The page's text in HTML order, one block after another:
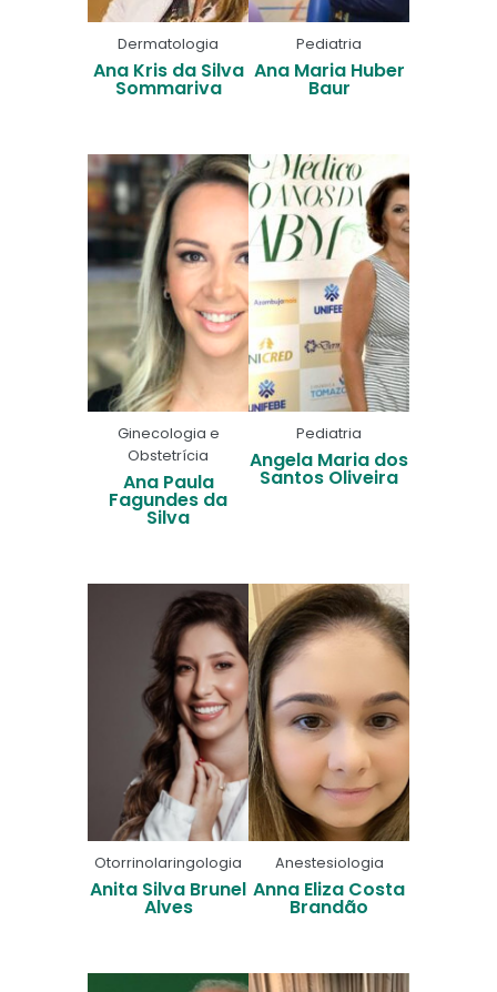
Dermatologia
Ana Kris da Silva
Sommariva
Pediatria
Ana Maria Huber
Baur
Ginecologia e
Obstetrícia
Ana Paula
Fagundes da
Silva
Pediatria
Angela Maria dos
Santos Oliveira
Otorrinolaringologia
Anita Silva Brunel
Alves
Anestesiologia
Anna Eliza Costa
Brandão